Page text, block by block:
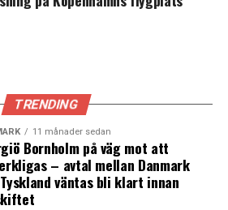
TRENDING
11 månader sedan
Bornholm på väg mot att
– avtal mellan Danmark
väntas bli klart innan